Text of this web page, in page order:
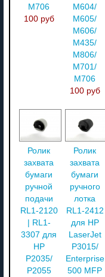
M706
100 руб
M604/
M605/
M606/
M435/
M806/
M701/
M706
100 руб
Ролик
захвата
бумаги
ручной
подачи
RL1-2120
| RL1-
3307 для
HP
P2035/
P2055
Ролик
захвата
бумаги
ручного
лотка
RL1-2412
для HP
LaserJet
P3015/
Enterprise
500 MFP